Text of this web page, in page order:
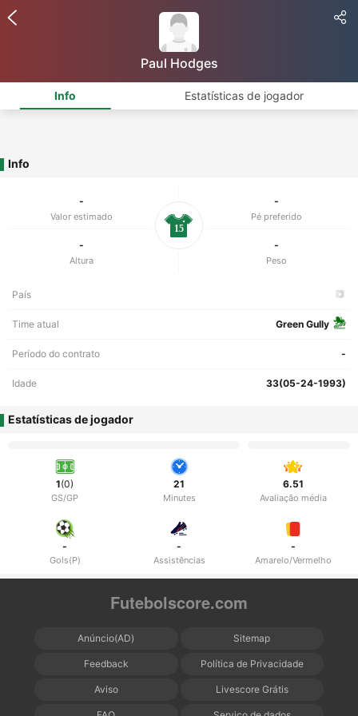
Paul Hodges
Info Estatísticas de jogador
Info
-
Valor estimado
-
Pé preferido
-
Altura
-
Peso
15
País
Time atual Green Gully
Período do contrato -
Idade 33(05-24-1993)
Estatísticas de jogador
1(0)
GS/GP
21
Minutes
6.51
Avaliação média
-
Gols(P)
-
Assistências
-
Amarelo/Vermelho
Futebolscore.com
Anúncio(AD) Sitemap
Feedback Política de Privacidade
Aviso Livescore Grátis